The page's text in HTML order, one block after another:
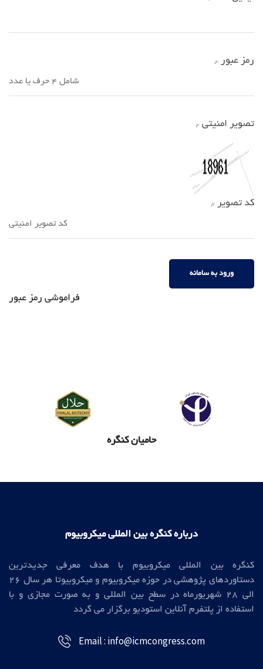
رمز عبور *
تصویر امنیتی *
کد تصویر *
ورود به سامانه
فراموشی رمز عبور
حامیانکنگره
درباره کنگره بین المللی میکروبیوم
کنگره بین المللی میکروبیوم با هدف معرفی جدیدترین
دستاوردهای پژوهشی در حوزه میکروبیوم و میکروبیوتا هر سال 26
الی 28 شهریورماه در سطح بین المللی و به صورت مجازی و با
استفاده از پلتفرم آنلاین استودیو برگزار می گردد
Email : info@icmcongress.com